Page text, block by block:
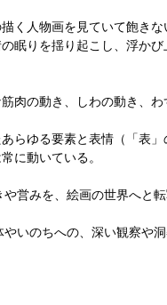
く人物画を見ていて飽き
眠りを揺り起こし、浮か
肉の動き、しわの動き、
らゆる要素と表情（「表
に動いている。
営みを、絵画の世界へと転
やいのちへの、深い観察や